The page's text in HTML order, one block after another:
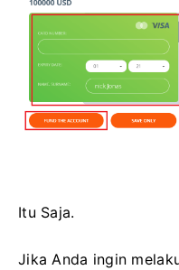
Itu Saja.
Jika Anda ingin